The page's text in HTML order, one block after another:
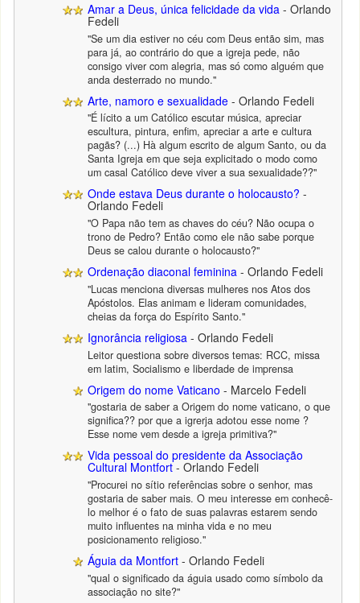
Amar a Deus, única felicidade da vida - Orlando
Fedeli
"Se um dia estiver no céu com Deus então sim, mas
para já, ao contrário do que a igreja pede, não
consigo viver com alegria, mas só como alguém que
anda desterrado no mundo."
Arte, namoro e sexualidade - Orlando Fedeli
"É lícito a um Católico escutar música, apreciar
escultura, pintura, enfim, apreciar a arte e cultura
pagãs? (...) Hà algum escrito de algum Santo, ou da
Santa Igreja em que seja explicitado o modo como
um casal Católico deve viver a sua sexualidade??"
Onde estava Deus durante o holocausto? -
Orlando Fedeli
"O Papa não tem as chaves do céu? Não ocupa o
trono de Pedro? Então como ele não sabe porque
Deus se calou durante o holocausto?"
Ordenação diaconal feminina - Orlando Fedeli
"Lucas menciona diversas mulheres nos Atos dos
Apóstolos. Elas animam e lideram comunidades,
cheias da força do Espírito Santo."
Ignorância religiosa - Orlando Fedeli
Leitor questiona sobre diversos temas: RCC, missa
em latim, Socialismo e liberdade de imprensa
Origem do nome Vaticano - Marcelo Fedeli
"gostaria de saber a Origem do nome vaticano, o que
significa?? por que a igrerja adotou esse nome ?
Esse nome vem desde a igreja primitiva?"
Vida pessoal do presidente da Associação
Cultural Montfort- Orlando Fedeli
"Procurei no sítio referências sobre o senhor, mas
gostaria de saber mais. O meu interesse em conhecê-
lo melhor é o fato de suas palavras estarem sendo
muito influentes na minha vida e no meu
posicionamento religioso."
Águia da Montfort - Orlando Fedeli
"qual o significado da águia usado como símbolo da
associação no site?"